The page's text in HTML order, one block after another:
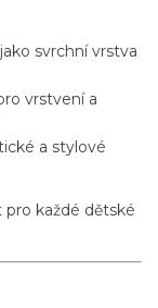
svrchní vrstva
vrstvení a
a stylové
každé dětské